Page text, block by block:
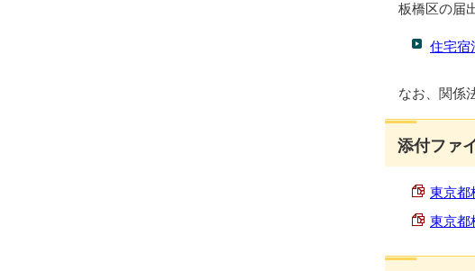
板橋区の届
住宅宿
なお、関係
添付ファ
東京都
東京都